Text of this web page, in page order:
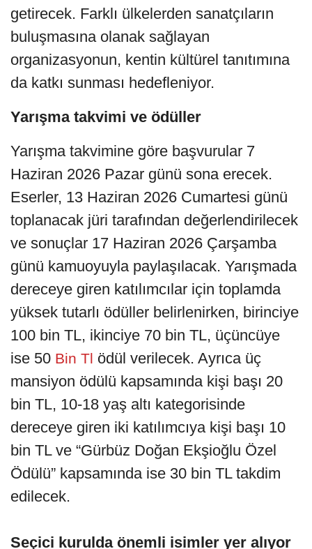
getirecek. Farklı ülkelerden sanatçıların
buluşmasına olanak sağlayan
organizasyonun, kentin kültürel tanıtımına
da katkı sunması hedefleniyor.
Yarışma takvimi ve ödüller
Yarışma takvimine göre başvurular 7
Haziran 2026 Pazar günü sona erecek.
Eserler, 13 Haziran 2026 Cumartesi günü
toplanacak jüri tarafından değerlendirilecek
ve sonuçlar 17 Haziran 2026 Çarşamba
günü kamuoyuyla paylaşılacak. Yarışmada
dereceye giren katılımcılar için toplamda
yüksek tutarlı ödüller belirlenirken, birinciye
100 bin TL, ikinciye 70 bin TL, üçüncüye
ise 50 Bin Tl ödül verilecek. Ayrıca üç
mansiyon ödülü kapsamında kişi başı 20
bin TL, 10-18 yaş altı kategorisinde
dereceye giren iki katılımcıya kişi başı 10
bin TL ve “Gürbüz Doğan Ekşioğlu Özel
Ödülü” kapsamında ise 30 bin TL takdim
edilecek.
Seçici kurulda önemli isimler yer alıyor